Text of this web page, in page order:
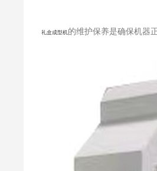
礼盒成型机 的维护保养是确保机器正